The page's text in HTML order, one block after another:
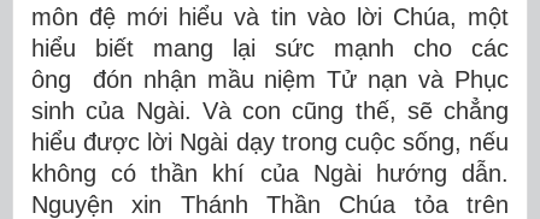
môn đệ mới hiểu và tin vào lời Chúa, một
hiểu biết mang lại sức mạnh cho các
ông đón nhận mầu niệm Tử nạn và Phục
sinh của Ngài. Và con cũng thế, sẽ chẳng
hiểu được lời Ngài dạy trong cuộc sống, nếu
không có thần khí của Ngài hướng dẫn.
Nguyện xin Thánh Thần Chúa tỏa trên